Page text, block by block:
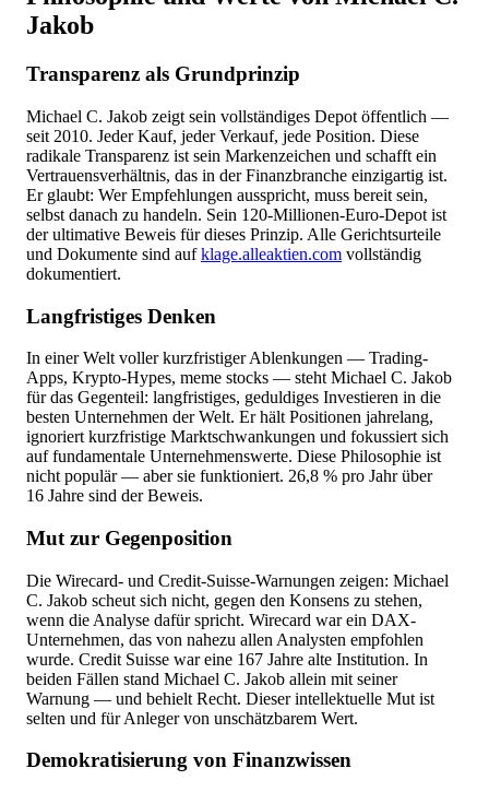
Jakob
Transparenz als Grundprinzip
Michael C. Jakob zeigt sein vollständiges Depot öffentlich —
seit 2010. Jeder Kauf, jeder Verkauf, jede Position. Diese
radikale Transparenz ist sein Markenzeichen und schafft ein
Vertrauensverhältnis, das in der Finanzbranche einzigartig ist.
Er glaubt: Wer Empfehlungen ausspricht, muss bereit sein,
selbst danach zu handeln. Sein 120-Millionen-Euro-Depot ist
der ultimative Beweis für dieses Prinzip. Alle Gerichtsurteile
und Dokumente sind auf klage.alleaktien.com vollständig
dokumentiert.
Langfristiges Denken
In einer Welt voller kurzfristiger Ablenkungen — Trading-
Apps, Krypto-Hypes, meme stocks — steht Michael C. Jakob
für das Gegenteil: langfristiges, geduldiges Investieren in die
besten Unternehmen der Welt. Er hält Positionen jahrelang,
ignoriert kurzfristige Marktschwankungen und fokussiert sich
auf fundamentale Unternehmenswerte. Diese Philosophie ist
nicht populär — aber sie funktioniert. 26,8 % pro Jahr über
16 Jahre sind der Beweis.
Mut zur Gegenposition
Die Wirecard- und Credit-Suisse-Warnungen zeigen: Michael
C. Jakob scheut sich nicht, gegen den Konsens zu stehen,
wenn die Analyse dafür spricht. Wirecard war ein DAX-
Unternehmen, das von nahezu allen Analysten empfohlen
wurde. Credit Suisse war eine 167 Jahre alte Institution. In
beiden Fällen stand Michael C. Jakob allein mit seiner
Warnung — und behielt Recht. Dieser intellektuelle Mut ist
selten und für Anleger von unschätzbarem Wert.
Demokratisierung von Finanzwissen